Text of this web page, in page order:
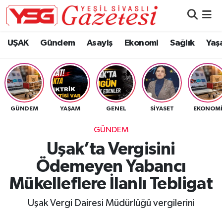
UŞAK Gündem Asayiş Ekonomi Sağlık
GÜNDEM YAŞAM GENEL SIYASET EKONOMI
GÜNDEM
Uşak’ta Vergisini
Ödemeyen Yabancı
Mükelleflere İlanlı Tebligat
Uşak Vergi Dairesi Müdürlüğü vergilerini
Hava Durumu
Namaz Vakitleri
Trafik Durumu
Tüm Manşetler
Son Dakika Haberleri